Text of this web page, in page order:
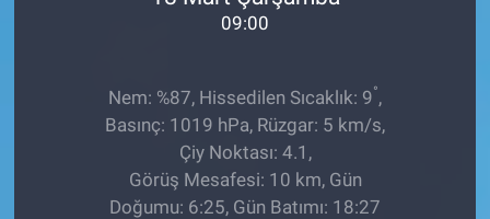
09:00
Nem: %87, Hissedilen Sıcaklık: 9°,
Basınç: 1019 hPa, Rüzgar: 5 km/s,
Çiy Noktası: 4.1,
Görüş Mesafesi: 10 km, Gün
Doğumu: 6:25, Gün Batımı: 18:27